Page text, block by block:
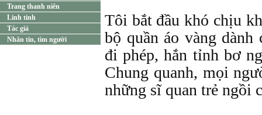
Trang thanh niên
Linh tinh
Tác giả
Nhắn tin, tìm người
Tôi bắt đầu khó chịu
bộ quần áo vàng
đi phép, hắn tỉnh bơ
Chung quanh, mọi
những sĩ quan trẻ ngồi